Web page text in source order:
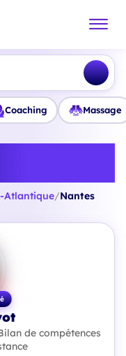
Coaching Massage
Atlantique/Nantes
de compétences